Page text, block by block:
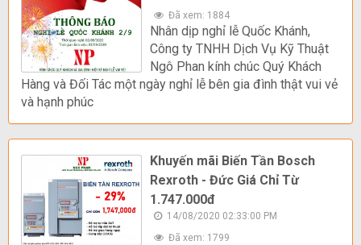
Đã xem: 1884
Nhân dịp nghỉ lễ Quốc Khánh,
Công ty TNHH Dịch Vụ Kỹ Thuật
Ngô Phan kính chúc Quý Khách
Hàng và Đối Tác một ngày nghỉ lễ bên gia đình thật vui vẻ
và hạnh phúc
Khuyến mãi Biến Tần Bosch
Rexroth - Đức Giá Chỉ Từ
1.747.000đ
14/08/2020 02:33:00 PM
Đã xem: 1799